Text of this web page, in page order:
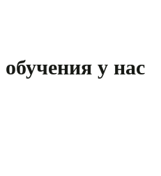
обучения у нас